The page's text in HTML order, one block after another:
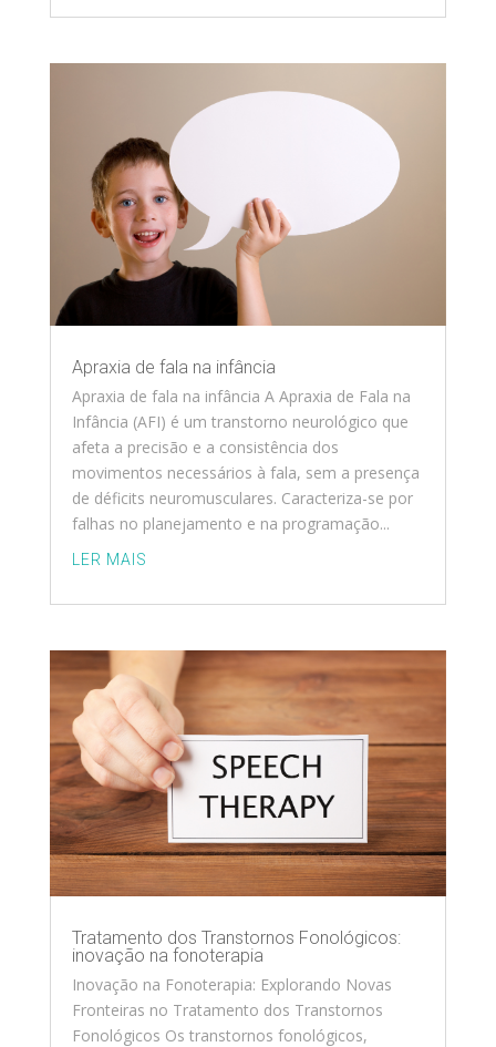
Apraxia de fala na infância
Apraxia de fala na infância A Apraxia de Fala na
Infância (AFI) é um transtorno neurológico que
afeta a precisão e a consistência dos
movimentos necessários à fala, sem a presença
de déficits neuromusculares. Caracteriza-se por
falhas no planejamento e na programação...
LER MAIS
Tratamento dos Transtornos Fonológicos:
inovação na fonoterapia
Inovação na Fonoterapia: Explorando Novas
Fronteiras no Tratamento dos Transtornos
Fonológicos Os transtornos fonológicos,